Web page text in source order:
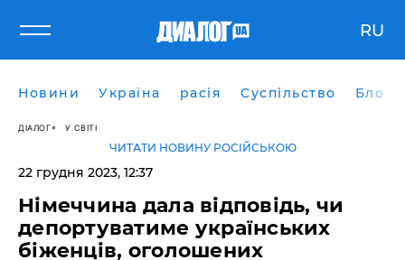
RU
Новини Україна расія Суспільство Блоги
ДІАЛОГ У СВІТІ
ЧИТАТИ НОВИНУ РОСІЙСЬКОЮ
22 грудня 2023, 12:37
Німеччина дала відповідь, чи
депортуватиме українських
біженців, оголошених